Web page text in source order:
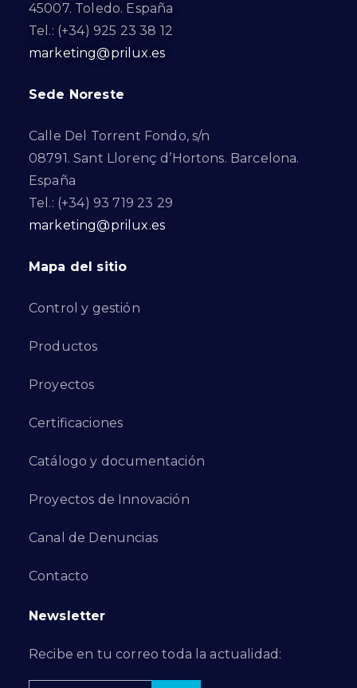
45007. Toledo. España
Tel.: (+34) 925 23 38 12
marketing@prilux.es
Sede Noreste
Calle Del Torrent Fondo, s/n
08791. Sant Llorenç d’Hortons. Barcelona.
España
Tel.: (+34) 93 719 23 29
marketing@prilux.es
Mapa del sitio
Control y gestión
Productos
Proyectos
Certificaciones
Catálogo y documentación
Proyectos de Innovación
Canal de Denuncias
Contacto
Newsletter
Recibe en tu correo toda la actualidad: